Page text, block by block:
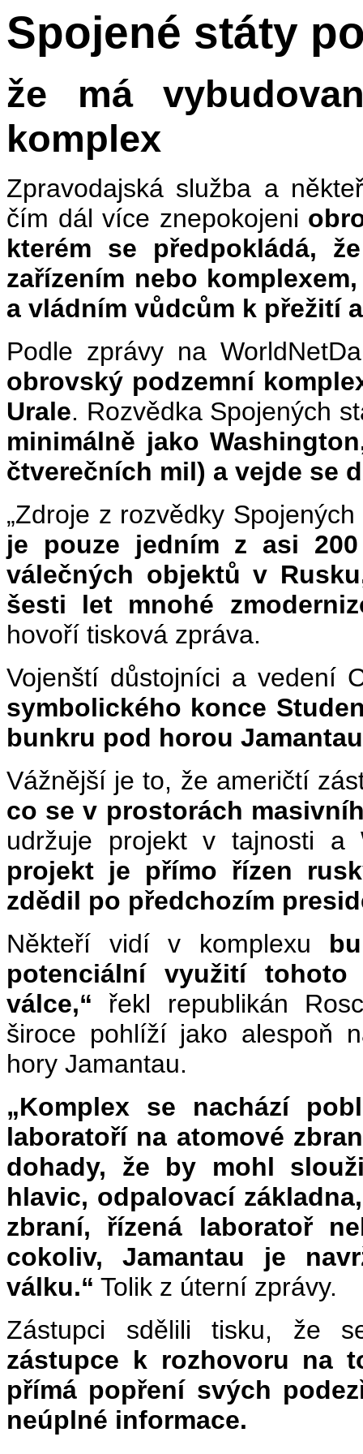
Spojené státy
že má
komplex
Zpravodajská služba a
čím dál více znepokojeni
kterém se předpokládá,
zařízením nebo
a vládním vůdcům k přežití
Podle zprávy na
obrovský podzemní
Urale. Rozvědka Spojených
minimálně jako
čtverečních mil) a vejde se
„Zdroje z rozvědky
je pouze jedním z asi
válečných objektů v
šesti let mnohé
hovoří tisková zpráva.
Vojenští důstojníci a vedení
symbolického konce
bunkru pod horou
Vážnější je to, že američtí
co se v prostorách
udržuje projekt v tajnosti a
projekt je přímo řízen
zdědil po předchozím
Někteří vidí v komplexu
potenciální využití
válce,“ řekl republikán
široce pohlíží jako alespoň
hory Jamantau.
„Komplex se nachází
laboratoří na atomové
dohady, že by mohl
hlavic, odpalovací
zbraní, řízená laboratoř
cokoliv, Jamantau je
válku.“ Tolik z úterní zprávy.
Zástupci sdělili tisku, že
zástupce k rozhovoru na
přímá popření svých
neúplné informace.